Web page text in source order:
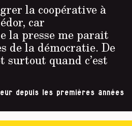
la coopérative à
car
la presse me parait
de la démocratie. De
surtout quand c’est
depuis les premières années